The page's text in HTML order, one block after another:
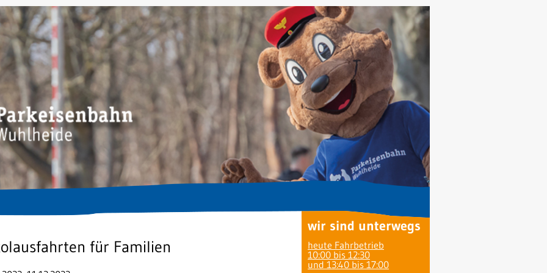
für Familien
wir sind unterwegs
heute Fahrbetrieb
10:00 bis 12:30
und 13:40 bis 17:00